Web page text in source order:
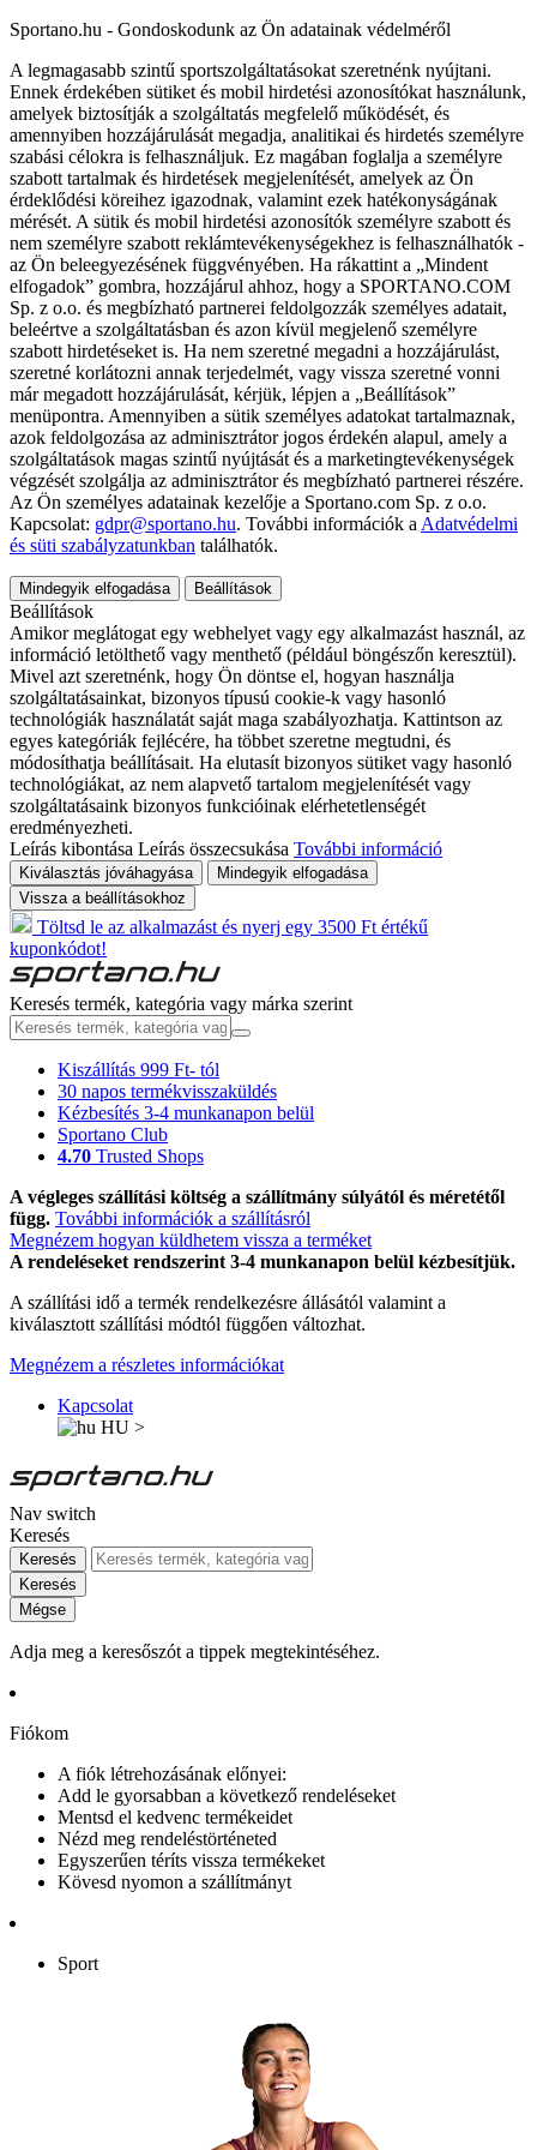
Sportano.hu - Gondoskodunk az Ön adatainak védelméről
A legmagasabb szintű sportszolgáltatásokat szeretnénk nyújtani.
Ennek érdekében sütiket és mobil hirdetési azonosítókat használunk,
amelyek biztosítják a szolgáltatás megfelelő működését, és
amennyiben hozzájárulását megadja, analitikai és hirdetés személyre
szabási célokra is felhasználjuk. Ez magában foglalja a személyre
szabott tartalmak és hirdetések megjelenítését, amelyek az Ön
érdeklődési köreihez igazodnak, valamint ezek hatékonyságának
mérését. A sütik és mobil hirdetési azonosítók személyre szabott és
nem személyre szabott reklámtevékenységekhez is felhasználhatók -
az Ön beleegyezésének függvényében. Ha rákattint a „Mindent
elfogadok” gombra, hozzájárul ahhoz, hogy a SPORTANO.COM
Sp. z o.o. és megbízható partnerei feldolgozzák személyes adatait,
beleértve a szolgáltatásban és azon kívül megjelenő személyre
szabott hirdetéseket is. Ha nem szeretné megadni a hozzájárulást,
szeretné korlátozni annak terjedelmét, vagy vissza szeretné vonni
már megadott hozzájárulását, kérjük, lépjen a „Beállítások”
menüpontra. Amennyiben a sütik személyes adatokat tartalmaznak,
azok feldolgozása az adminisztrátor jogos érdekén alapul, amely a
szolgáltatások magas szintű nyújtását és a marketingtevékenységek
végzését szolgálja az adminisztrátor és megbízható partnerei részére.
Az Ön személyes adatainak kezelője a Sportano.com Sp. z o.o.
Kapcsolat: gdpr@sportano.hu. További információk a Adatvédelmi
és süti szabályzatunkban találhatók.
Mindegyik elfogadása Beállítások
Beállítások
Amikor meglátogat egy webhelyet vagy egy alkalmazást használ, az
információ letölthető vagy menthető (például böngészőn keresztül).
Mivel azt szeretnénk, hogy Ön döntse el, hogyan használja
szolgáltatásainkat, bizonyos típusú cookie-k vagy hasonló
technológiák használatát saját maga szabályozhatja. Kattintson az
egyes kategóriák fejlécére, ha többet szeretne megtudni, és
módosíthatja beállításait. Ha elutasít bizonyos sütiket vagy hasonló
technológiákat, az nem alapvető tartalom megjelenítését vagy
szolgáltatásaink bizonyos funkcióinak elérhetetlenségét
eredményezheti.
Leírás kibontása Leírás összecsukása További információ
Kiválasztás jóváhagyása
Mindegyik elfogadása
Vissza a beállításokhoz
Töltsd le az alkalmazást és nyerj egy 3500 Ft értékű
kuponkódot!
Keresés termék, kategória vagy márka szerint
Kiszállítás 999 Ft- tól
30 napos termékvisszaküldés
Kézbesítés 3-4 munkanapon belül
Sportano Club
4.70 Trusted Shops
A végleges szállítási költség a szállítmány súlyától és méretétől
függ. További információk a szállításról
Megnézem hogyan küldhetem vissza a terméket
A rendeléseket rendszerint 3-4 munkanapon belül kézbesítjük.
A szállítási idő a termék rendelkezésre állásától valamint a
kiválasztott szállítási módtól függően változhat.
Megnézem a részletes információkat
Kapcsolat
HU >
Nav switch
Keresés
Keresés
Keresés
Mégse
Adja meg a keresőszót a tippek megtekintéséhez.
Fiókom
A fiók létrehozásának előnyei:
Add le gyorsabban a következő rendeléseket
Mentsd el kedvenc termékeidet
Nézd meg rendeléstörténeted
Egyszerűen téríts vissza termékeket
Kövesd nyomon a szállítmányt
Sport